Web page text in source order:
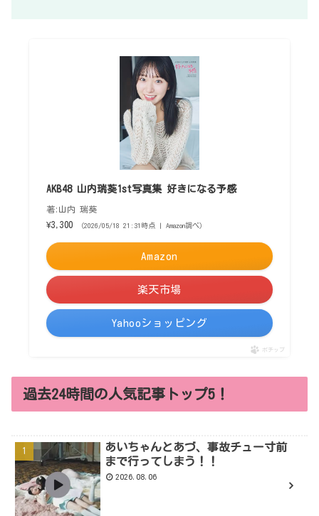
AKB48 山内瑞葵1st写真集 好きになる予感
著:山内 瑞葵
¥3,300
（2026/05/18 21:31時点 | Amazon調べ）
Amazon
楽天市場
Yahooショッピング
ポチップ
過去24時間の人気記事トップ5！
あいちゃんとあづ、事故チュー寸前
まで行ってしまう！！
2026.08.06